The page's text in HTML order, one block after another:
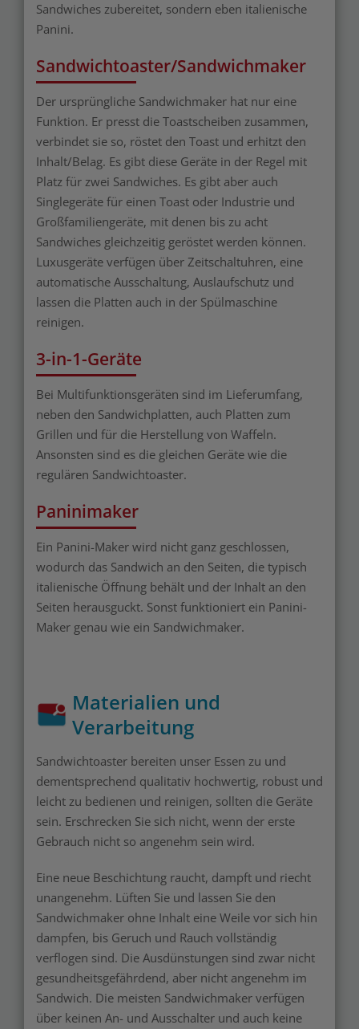
Sandwiches zubereitet, sondern eben italienische
Panini.
Sandwichtoaster/Sandwichmaker
Der ursprüngliche Sandwichmaker hat nur eine
Funktion. Er presst die Toastscheiben zusammen,
verbindet sie so, röstet den Toast und erhitzt den
Inhalt/Belag. Es gibt diese Geräte in der Regel mit
Platz für zwei Sandwiches. Es gibt aber auch
Singlegeräte für einen Toast oder Industrie und
Großfamiliengeräte, mit denen bis zu acht
Sandwiches gleichzeitig geröstet werden können.
Luxusgeräte verfügen über Zeitschaltuhren, eine
automatische Ausschaltung, Auslaufschutz und
lassen die Platten auch in der Spülmaschine
reinigen.
3-in-1-Geräte
Bei Multifunktionsgeräten sind im Lieferumfang,
neben den Sandwichplatten, auch Platten zum
Grillen und für die Herstellung von Waffeln.
Ansonsten sind es die gleichen Geräte wie die
regulären Sandwichtoaster.
Paninimaker
Ein Panini-Maker wird nicht ganz geschlossen,
wodurch das Sandwich an den Seiten, die typisch
italienische Öffnung behält und der Inhalt an den
Seiten herausguckt. Sonst funktioniert ein Panini-
Maker genau wie ein Sandwichmaker.
Materialien und
Verarbeitung
Sandwichtoaster bereiten unser Essen zu und
dementsprechend qualitativ hochwertig, robust und
leicht zu bedienen und reinigen, sollten die Geräte
sein. Erschrecken Sie sich nicht, wenn der erste
Gebrauch nicht so angenehm sein wird.
Eine neue Beschichtung raucht, dampft und riecht
unangenehm. Lüften Sie und lassen Sie den
Sandwichmaker ohne Inhalt eine Weile vor sich hin
dampfen, bis Geruch und Rauch vollständig
verflogen sind. Die Ausdünstungen sind zwar nicht
gesundheitsgefährdend, aber nicht angenehm im
Sandwich. Die meisten Sandwichmaker verfügen
über keinen An- und Ausschalter und auch keine